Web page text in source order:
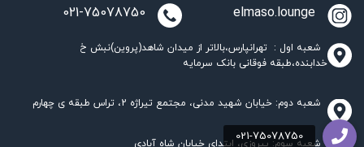
elmaso.lounge
شعبه اول : تهرانپارس،بالاتر از میدان شاهد(پروین)نبش خ
خدابنده،طبقه فوقانی بانک سرمایه
شعبه دوم: خیابان شهید مدنی، مجتمع تیراژه 2، تراس طبقه ی چهارم
شعبه سوم: پیروزی، ابتدای خیابان شاه آبادی